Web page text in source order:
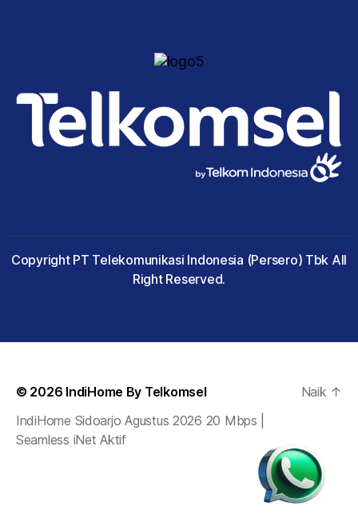
Copyright PT Telekomunikasi Indonesia (Persero) Tbk All
Right Reserved.
© 2026 IndiHome By Telkomsel
IndiHome Sidoarjo Agustus 2026 20 Mbps |
Seamless iNet Aktif
Naik ↑